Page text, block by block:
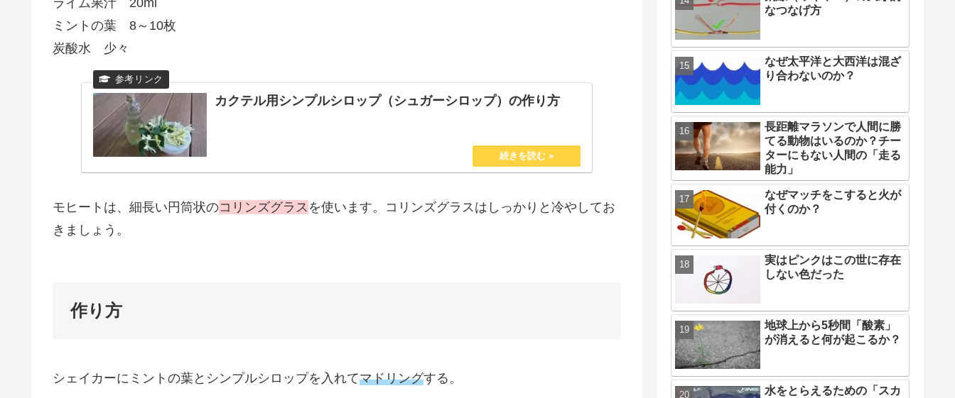
ミントの葉 8～10枚
炭酸水 少々
カクテル用シンプルシロップ（シュガーシロップ）の作り方
モヒートは、細長い円筒状のコリンズグラス を使います。コリンズグラスはしっかりと冷やしてお
きましょう。
作り方
シェイカーにミントの葉とシンプルシロップを入れてマドリングする。
なつなげ方
なぜ太平洋と大西洋は混ざ
り合わないのか？
長距離マラソンで人間に勝
てる動物はいるのか？チー
ターにもない人間の「走る
能力」
なぜマッチをこすると火が
付くのか？
実はピンクはこの世に存在
しない色だった
地球上から5秒間「酸素」
が消えると何が起こるか？
水をとらえるための「スカ